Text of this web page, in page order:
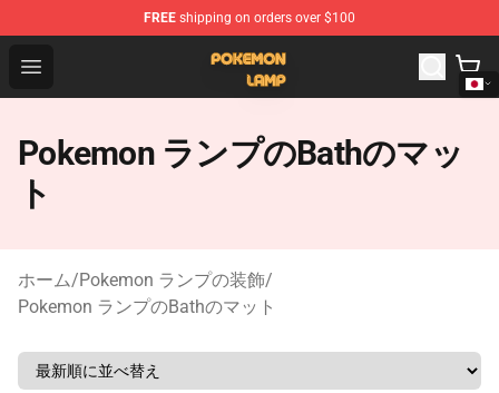
FREE shipping on orders over $100
Open menu
Pokemon Lamp Shop - The Best Store of Pokemon
Pokemon ランプのBathのマッ
ト
ホーム/Pokemon ランプの装飾/
Pokemon ランプのBathのマット